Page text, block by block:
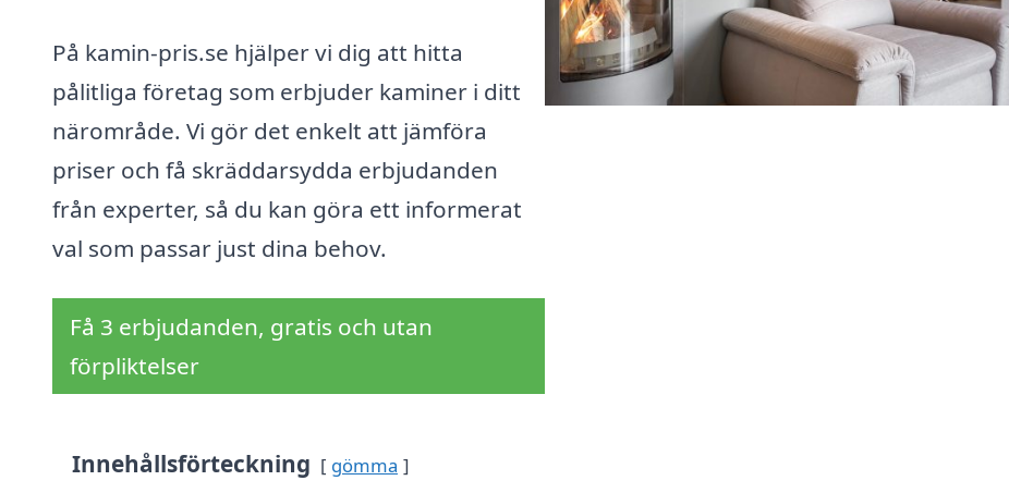
På kamin-pris.se hjälper vi dig att hitta
pålitliga företag som erbjuder kaminer i ditt
närområde. Vi gör det enkelt att jämföra
priser och få skräddarsydda erbjudanden
från experter, så du kan göra ett informerat
val som passar just dina behov.
Få 3 erbjudanden, gratis och utan
förpliktelser
Innehållsförteckning gömma